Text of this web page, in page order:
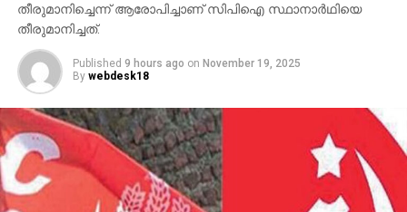
എന്നാല്‍, വോട്ടര്‍ പട്ടികയില്‍ നിന്ന് ഒഴിവാക്കിയത്
അനീതിയാണെന്നും രാഷ്ട്രീയകാരണങ്ങളാല്‍
ഒഴിവാക്കുകയല്ല വേണ്ടതെന്നും ഹൈക്കോടതി
വിമര്‍ശിച്ചു. വോട്ടര്‍ പട്ടികയില്‍ ഉള്‍പ്പെടുത്താനുള്ള
നടപടിയെടുക്കണം. മത്സരിക്കാന്‍ ഇറങ്ങിയ ഒരാളെ
രാഷ്ട്രീയ കാരണത്താല്‍ ഒഴിവാക്കുകയല്ല വേണ്ടത്. 24
വയസുള്ള പെണ്‍കുട്ടിക്ക് സാങ്കേതിക കാരണം പറഞ്ഞ്
തെരഞ്ഞെടുപ്പ് മത്സരിക്കാനുള്ള സാധ്യത
ഇല്ലാതാക്കരുതെന്നും കോടതി പറഞ്ഞിരുന്നു.
തീരുമാനിച്ചെന്ന് ആരോപിച്ചാണ് സിപിഐ സ്ഥാനാര്‍ഥിയെ
തീരുമാനിച്ചത്.
Published 9 hours ago on November 19, 2025
By webdesk18